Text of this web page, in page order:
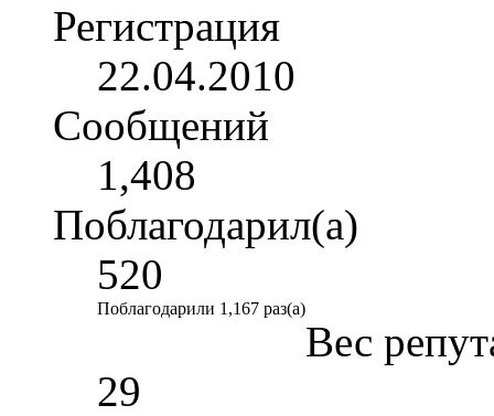
Регистрация
22.04.2010
Сообщений
1,408
Поблагодарил(а)
520
Поблагодарили 1,167 раз(а)
Вес
29